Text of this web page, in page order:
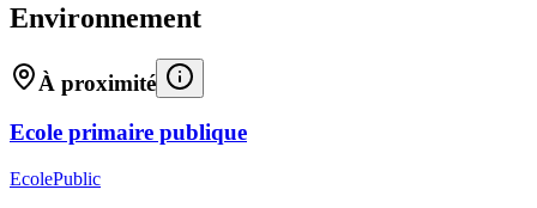
Environnement
À proximité
Ecole primaire publique
EcolePublic